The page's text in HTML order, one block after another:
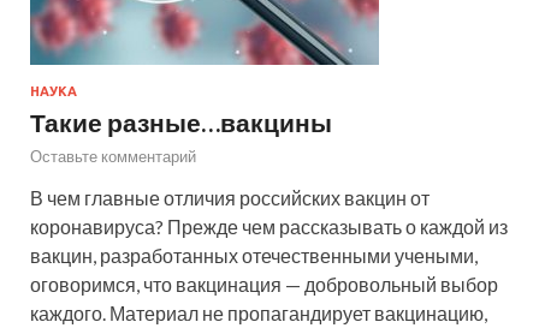
НАУКА
Такие разные…вакцины
Оставьте комментарий
В чем главные отличия российских вакцин от
коронавируса? Прежде чем рассказывать о каждой из
вакцин, разработанных отечественными учеными,
оговоримся, что вакцинация — добровольный выбор
каждого. Материал не пропагандирует вакцинацию,